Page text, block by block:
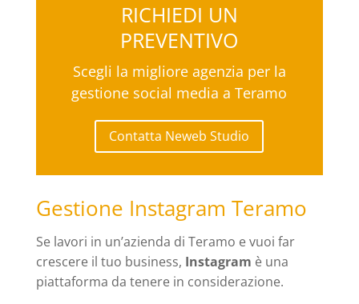
RICHIEDI UN
PREVENTIVO
Scegli la migliore agenzia per la
gestione social media a Teramo
Contatta Neweb Studio
Gestione Instagram Teramo
Se lavori in un’azienda di Teramo e vuoi far
crescere il tuo business, Instagram è una
piattaforma da tenere in considerazione.